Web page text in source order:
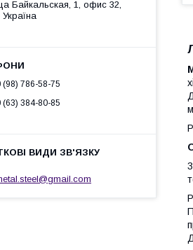
Байкальская, 1, офис 32,
(98) 786-58-75
(63) 384-80-85